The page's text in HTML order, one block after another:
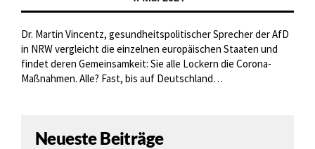
Dr. Martin Vincentz, gesundheitspolitischer Sprecher der AfD
in NRW vergleicht die einzelnen europäischen Staaten und
findet deren Gemeinsamkeit: Sie alle Lockern die Corona-
Maßnahmen. Alle? Fast, bis auf Deutschland…
Neueste Beiträge